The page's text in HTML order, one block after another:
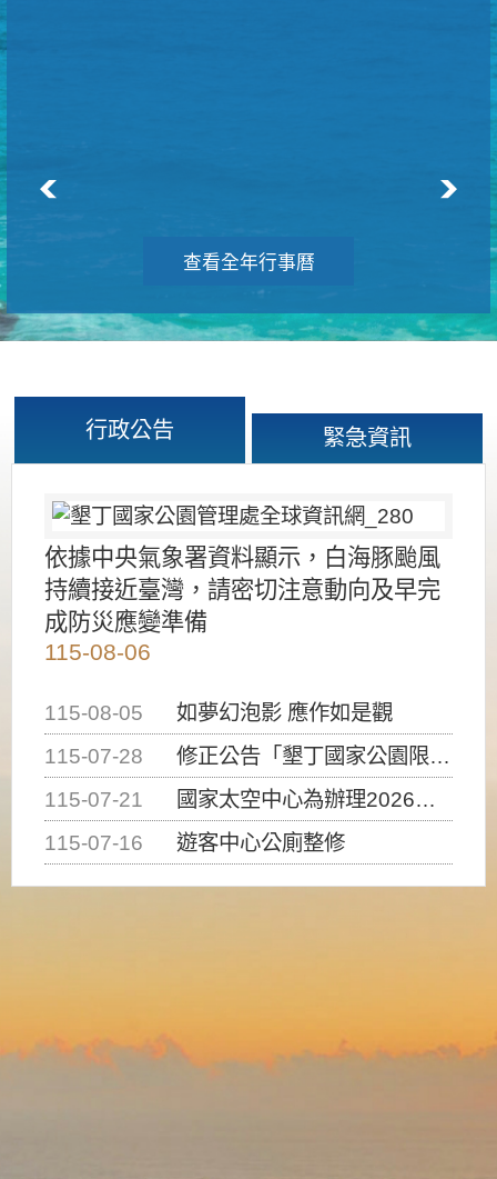
查看全年行事曆
行政公告 緊急資訊
依據中央氣象署資料顯示，白海豚颱風
持續接近臺灣，請密切注意動向及早完
成防災應變準備
115-08-06
115-08-05
如夢幻泡影 應作如是觀
115-07-28
修正公告「墾丁國家公園限制水域遊憩活動之種類、範圍、時間及行為」，自即日生效。
115-07-21
國家太空中心為辦理2026台灣盃火箭競賽，陸、海、空域警戒及協調相關事宜，因颱風備案事宜
115-07-16
遊客中心公廁整修